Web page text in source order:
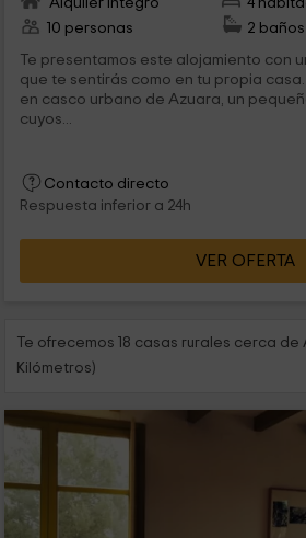
10 personas
2 baños
Te presentamos este alojamiento con
que te sentirás como en tu propia
en casco urbano de Azuara, un
cuyos...
Contacto directo
Respuesta inferior a 24h
VER OFERTA
Te ofrecemos 18 casas rurales cerca de
Kilómetros)